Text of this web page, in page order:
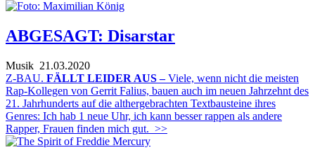
ABGESAGT: Disarstar
Musik 21.03.2020
Z-BAU. FÄLLT LEIDER AUS –Viele, wenn nicht die meisten
Rap-Kollegen von Gerrit Falius, bauen auch im neuen Jahrzehnt des
21. Jahrhunderts auf die althergebrachten Textbausteine ihres
Genres: Ich hab 1 neue Uhr, ich kann besser rappen als andere
Rapper, Frauen finden mich gut. >>